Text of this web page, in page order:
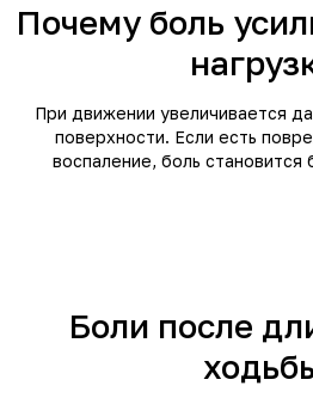
Почему боль
При движении увеличивается
поверхности. Если есть
воспаление, боль
Боли после